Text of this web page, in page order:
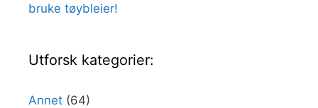
bruke tøybleier!
Utforsk kategorier:
Annet (64)